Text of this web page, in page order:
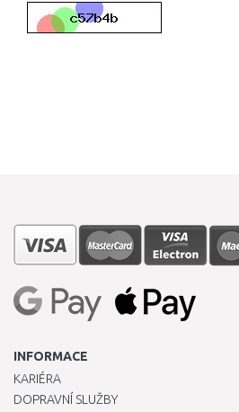
INFORMACE
KARIÉRA
DOPRAVNÍ SLUŽBY